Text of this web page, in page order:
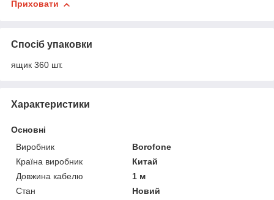
Приховати
Спосіб упаковки
ящик 360 шт.
Характеристики
Основні
Виробник
Borofone
Країна виробник
Китай
Довжина кабелю
1 м
Стан
Новий